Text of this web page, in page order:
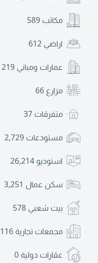
مكاتب 589
اراضي 612
عمارات ومباني 219
مزارع 66
متفرقات 37
مستودعات 2,729
استوديو 26,214
سكن عمال 3,251
بيت شعبي 578
مجمعات تجارية 116
عقارات دولية 0